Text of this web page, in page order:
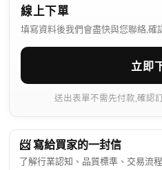
線上下單
填寫資料後我們會盡快與您聯絡,確
立即
送出表單不需先付款,確認
📨 寫給買家的一封信
了解行業認知、品質標準、交易流